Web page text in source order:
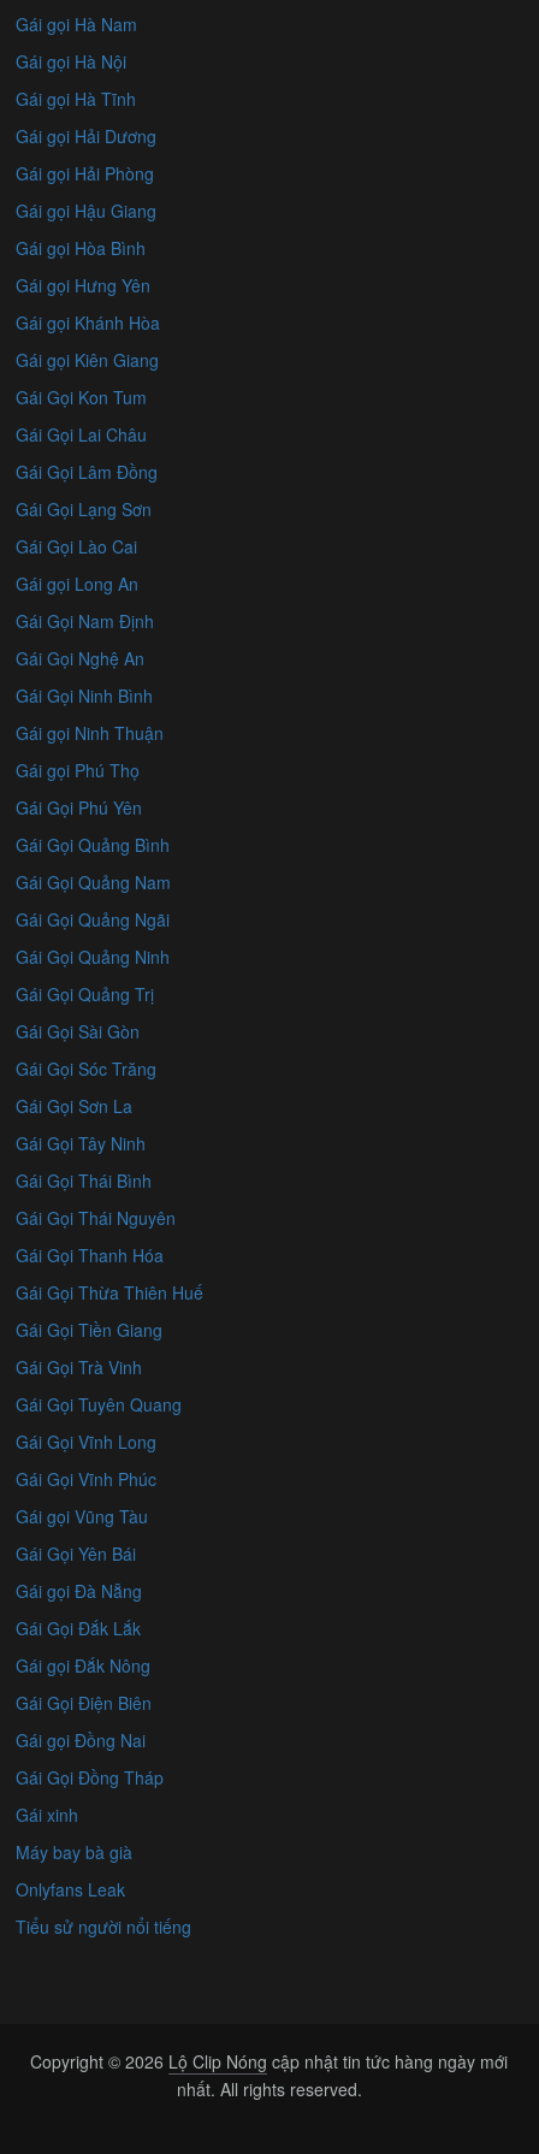
Gái gọi Hà Nam
Gái gọi Hà Nội
Gái gọi Hà Tĩnh
Gái gọi Hải Dương
Gái gọi Hải Phòng
Gái gọi Hậu Giang
Gái gọi Hòa Bình
Gái gọi Hưng Yên
Gái gọi Khánh Hòa
Gái gọi Kiên Giang
Gái Gọi Kon Tum
Gái Gọi Lai Châu
Gái Gọi Lâm Đồng
Gái Gọi Lạng Sơn
Gái Gọi Lào Cai
Gái gọi Long An
Gái Gọi Nam Định
Gái Gọi Nghệ An
Gái Gọi Ninh Bình
Gái gọi Ninh Thuận
Gái gọi Phú Thọ
Gái Gọi Phú Yên
Gái Gọi Quảng Bình
Gái Gọi Quảng Nam
Gái Gọi Quảng Ngãi
Gái Gọi Quảng Ninh
Gái Gọi Quảng Trị
Gái Gọi Sài Gòn
Gái Gọi Sóc Trăng
Gái Gọi Sơn La
Gái Gọi Tây Ninh
Gái Gọi Thái Bình
Gái Gọi Thái Nguyên
Gái Gọi Thanh Hóa
Gái Gọi Thừa Thiên Huế
Gái Gọi Tiền Giang
Gái Gọi Trà Vinh
Gái Gọi Tuyên Quang
Gái Gọi Vĩnh Long
Gái Gọi Vĩnh Phúc
Gái gọi Vũng Tàu
Gái Gọi Yên Bái
Gái gọi Đà Nẵng
Gái Gọi Đắk Lắk
Gái gọi Đắk Nông
Gái Gọi Điện Biên
Gái gọi Đồng Nai
Gái Gọi Đồng Tháp
Gái xinh
Máy bay bà già
Onlyfans Leak
Tiểu sử người nổi tiếng
Copyright © 2026 Lộ Clip Nóng cập nhật tin tức hàng ngày mới
nhất. All rights reserved.